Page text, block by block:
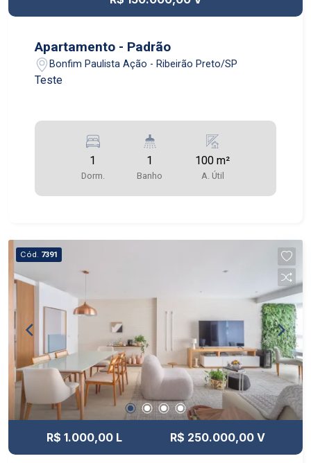
Apartamento - Padrão
Bonfim Paulista Ação - Ribeirão Preto/SP
Teste
1
Dorm.
1
Banho
100 m²
A. Útil
Cód. 7391
R$ 1.000,00 L R$ 250.000,00 V